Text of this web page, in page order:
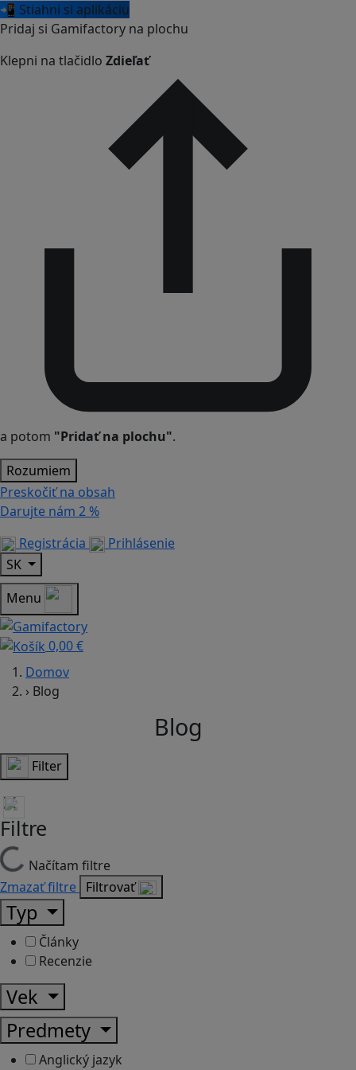
📲 Stiahni si aplikáciu
Pridaj si Gamifactory na plochu
Klepni na tlačidlo Zdieľať
a potom "Pridať na plochu".
Rozumiem
Preskočiť na obsah
Darujte nám 2 %
Registrácia
Prihlásenie
SK
Menu
0,00 €
Domov
› Blog
Blog
Filter
Filtre
Načítam filtre
Zmazať filtre Filtrovať
Typ
Články
Recenzie
Vek
Predmety
Anglický jazyk